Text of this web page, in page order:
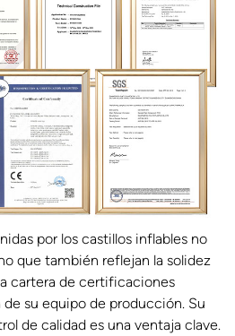
por los castillos inflables no
que también reflejan la solidez
cartera de certificaciones
su equipo de producción. Su
de calidad es una ventaja clave.